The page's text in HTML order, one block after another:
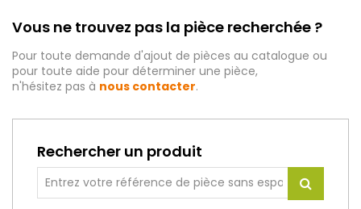
Vous ne trouvez pas la pièce recherchée ?
Pour toute demande d'ajout de pièces au catalogue ou
pour toute aide pour déterminer une pièce,
n'hésitez pas à nous contacter.
Rechercher un produit